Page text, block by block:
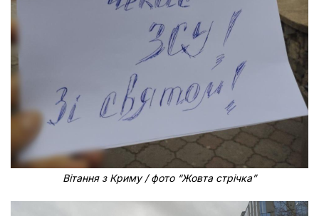
Вітання з Криму / фото “Жовта стрічка”